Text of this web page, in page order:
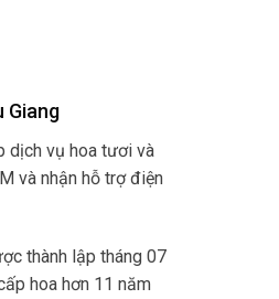
Giang
dịch vụ hoa tươi và
và nhận hỗ trợ điện
thành lập tháng 07
hoa hơn 11 năm